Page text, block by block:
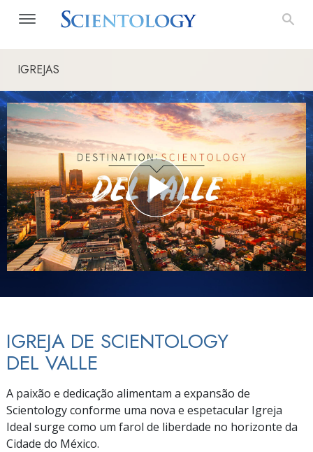
IGREJAS
IGREJA DE SCIENTOLOGY
DEL VALLE
A paixão e dedicação alimentam a expansão de
Scientology conforme uma nova e espetacular Igreja
Ideal surge como um farol de liberdade no horizonte da
Cidade do México.